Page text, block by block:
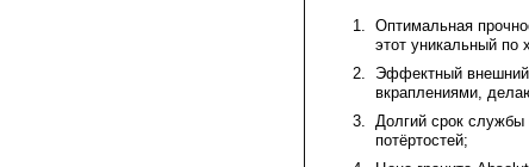
Оптимальная
этот уникальный по
Эффектный внешний
вкраплениями,
Долгий срок службы
потёртостей;